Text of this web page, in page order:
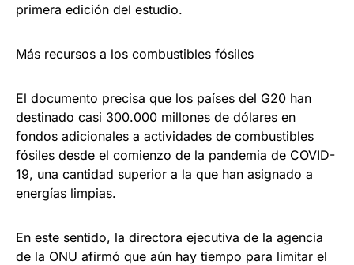
primera edición del estudio.
Más recursos a los combustibles fósiles
El documento precisa que los países del G20 han
destinado casi 300.000 millones de dólares en
fondos adicionales a actividades de combustibles
fósiles desde el comienzo de la pandemia de COVID-
19, una cantidad superior a la que han asignado a
energías limpias.
En este sentido, la directora ejecutiva de la agencia
de la ONU afirmó que aún hay tiempo para limitar el